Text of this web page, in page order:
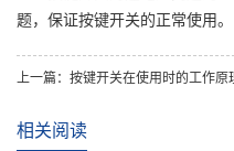
题，保证按键开关的正常使用。
上一篇：按键开关在使用时的工作原
相关阅读